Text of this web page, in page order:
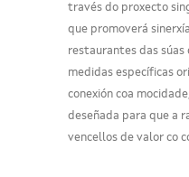
través do proxecto
que promoverá
restaurantes das súas
medidas específicas
conexión coa
deseñada para que a
vencellos de valor co